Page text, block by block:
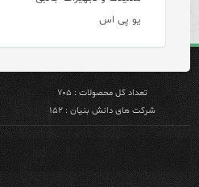
یو پی اس
تعداد کل محصولات : ۷۰۵
شرکت های دانش بنیان : ۱۵۲